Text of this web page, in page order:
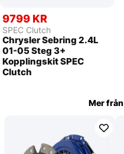
9799 KR
SPEC Clutch
Chrysler Sebring 2.4L
01-05 Steg 3+
Kopplingskit SPEC
Clutch
Mer från